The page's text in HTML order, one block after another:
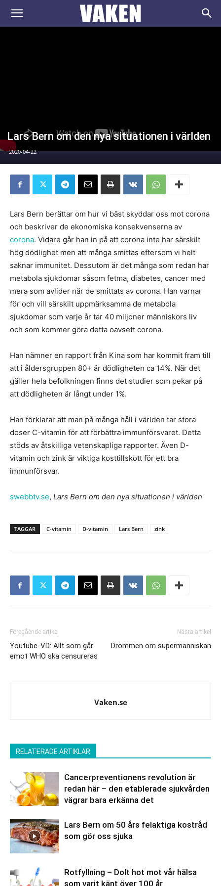
VAKEN.se
Lars Bern om den nya situationen i världen
2020-04-22
Lars Bern berättar om hur vi bäst skyddar oss mot corona
och beskriver de ekonomiska konsekvenserna av
corona. Vidare går han in på att corona inte har särskilt
hög dödlighet men att många smittas eftersom vi helt
saknar immunitet. Dessutom är det många som redan har
metabola sjukdomar såsom fetma, diabetes, cancer med
mera som avlider när de smittats av corona. Han varnar
för och vill särskilt uppmärksamma de metabola
sjukdomar som varje år tar 40 miljoner människors liv
och som kommer göra detta oavsett corona.
Han nämner en rapport från Kina som har kommit fram till
att i åldersgruppen 80+ är dödligheten ca 14%. När det
gäller hela befolkningen finns det studier som pekar på
att dödligheten är långt under 1%.
Han förklarar att man på många håll i världen tar stora
doser C-vitamin för att förbättra immunförsvaret. Detta
stöds av åtskilliga vetenskapliga rapporter. Även D-
vitamin och zink är viktiga kosttillskott för ett bra
immunförsvar.
swebbtv.se, Lars Bern om den nya situationen i världen
TAGGAR C-vitamin D-vitamin Lars Bern zink
Föregående artikel
Youtube-VD: Allt som går
emot WHO ska censureras
Nästa artikel
Drömmen om supermänniskan
Vaken.se
RELATERADE ARTIKLAR
Cancerpreventionens revolution är
redan här – den etablerade sjukvården
vägrar bara erkänna det
Lars Bern om 50 års felaktiga kostråd
som gör oss sjuka
Rotfyllning – Dolt hot mot vår hälsa
som varit känt över 100 år